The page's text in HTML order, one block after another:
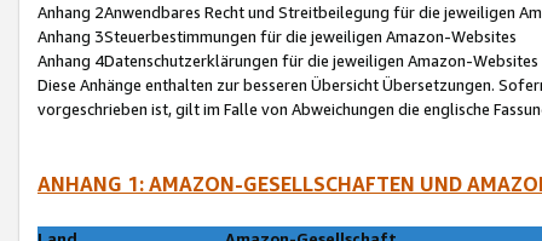
Anhang 2Anwendbares Recht und Streitbeilegung für die jeweiligen
Anhang 3Steuerbestimmungen für die jeweiligen Amazon-Websites
Anhang 4Datenschutzerklärungen für die jeweiligen Amazon-Websites
Diese Anhänge enthalten zur besseren Übersicht Übersetzungen.
vorgeschrieben ist, gilt im Falle von Abweichungen die englische
ANHANG 1: AMAZON-GESELLSCHAFTEN UND